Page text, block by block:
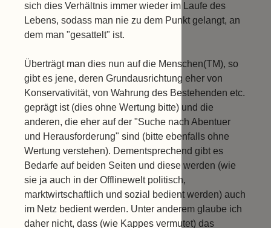
sich dies Verhältnis immer wieder im Laufe des
Lebens, sodass man nie zu dem Punkt gelangt, an
dem man "gesattelt" ist.
Überträgt man dies nun auf die Menschen(TM), so
gibt es jene, deren Grundausrichtung eher von
Konservativität, von Wahrung des Bestehenden etc.
geprägt ist (dies ohne Wertung bitte) und die
anderen, die eher auf der "Suche nach Abentuer
und Herausforderung" sind (bitte ebenfalls ohne
Wertung verstehen). Dementsprechend gibt es
Bedarfe auf beiden Seiten und diese werden (wie
sie ja auch in der Offlinewelt politisch,
marktwirtschaftlich und sozial bedient werden) auch
im Netz bedient werden. Unter anderem glaube ich
daher nicht, dass (wie Kappes vermutet) das